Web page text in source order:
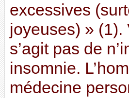
excessives
joyeuses) » (1).
s’agit pas de
insomnie.
médecine